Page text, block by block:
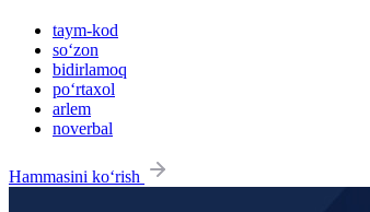
taym-kod
so‘zon
bidirlamoq
po‘rtaxol
arlem
noverbal
Hammasini ko‘rish